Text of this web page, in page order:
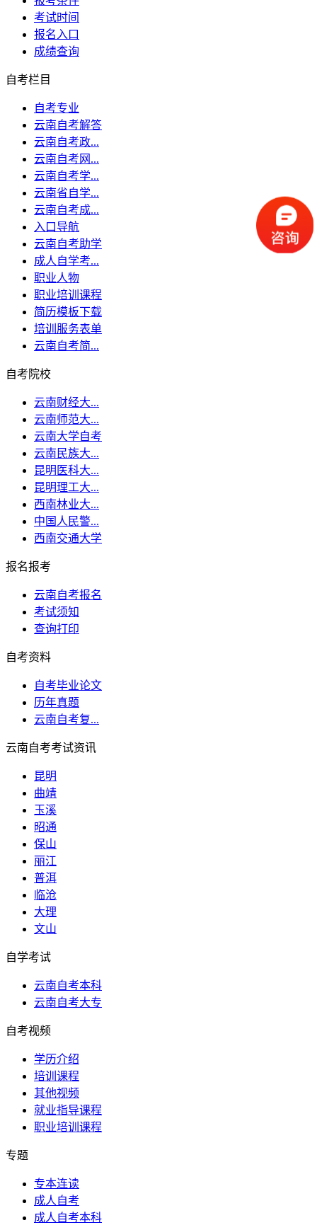
考试时间
报名入口
成绩查询
自考栏目
自考专业
云南自考解答
云南自考政...
云南自考网...
云南自考学...
云南省自学...
云南自考成...
入口导航
云南自考助学
成人自学考...
职业人物
职业培训课程
简历模板下载
培训服务表单
云南自考简...
自考院校
云南财经大...
云南师范大...
云南大学自考
云南民族大...
昆明医科大...
昆明理工大...
西南林业大...
中国人民警...
西南交通大学
报名报考
云南自考报名
考试须知
查询打印
自考资料
自考毕业论文
历年真题
云南自考复...
云南自考考试资讯
昆明
曲靖
玉溪
昭通
保山
丽江
普洱
临沧
大理
文山
自学考试
云南自考本科
云南自考大专
自考视频
学历介绍
培训课程
其他视频
就业指导课程
职业培训课程
专题
专本连读
成人自考
成人自考本科